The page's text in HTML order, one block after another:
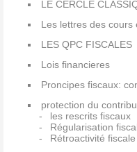
LE CERCLE
Les lettres des cours
LES QPC FISCALES
Lois financieres
Proncipes fiscaux:
protection du
les rescrits fiscaux
Régularisation
Rétroactivité fiscale